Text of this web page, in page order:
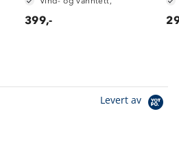
399,-
Levert av